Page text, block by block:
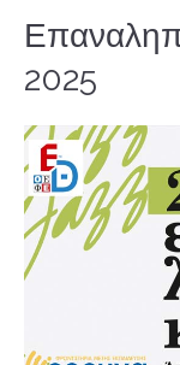
2025